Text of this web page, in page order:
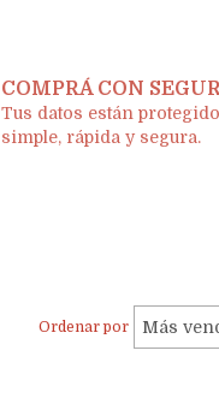
COMPRÁ CON
Tus datos están
simple, rápida y segura.
Ordenar por